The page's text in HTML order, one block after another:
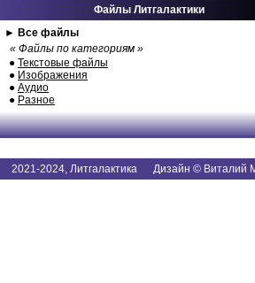
Файлы Литгалактики
► Все файлы
« Файлы по категориям »
● Текстовые файлы
● Изображения
● Аудио
● Разное
2021-2024, Литгалактика Дизайн © Виталий